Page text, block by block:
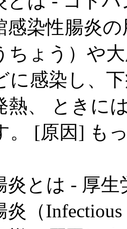
感染性腸炎
ちょう）や
に感染し、
熱、 ときに
。 [原因] も
炎とは - 厚
（